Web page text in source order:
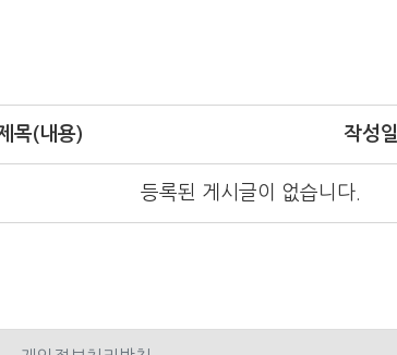
목(내용) 작성일
등록된 게시글이 없습니다.